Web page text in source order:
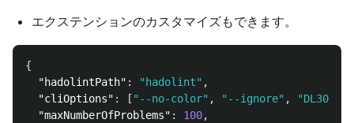
エクステンションのカスタマイズもできます。
{
"hadolintPath" : "hadolint" ,
"cliOptions" : [ "--no-color" , "--ignore" , "DL3000"
"maxNumberOfProblems" : 100,